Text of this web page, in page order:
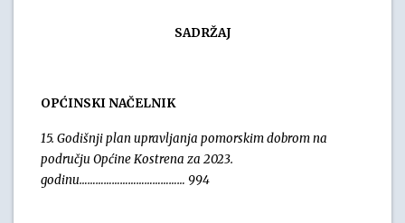
SADRŽAJ
OPĆINSKI NAČELNIK
15. Godišnji plan upravljanja pomorskim dobrom na
području Općine Kostrena za 2023.
godinu………………………………… 994